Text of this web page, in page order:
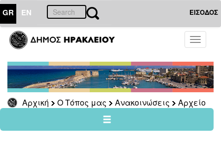
GR EN ΕΙΣΟΔΟΣ
Toggle
Αρχική Ο Τόπος μας Ανακοινώσεις Αρχείο
ΤΟΠΟΣ
ΜΑΣ
Ανακοινώσεις
Αρχείο
2026
2024